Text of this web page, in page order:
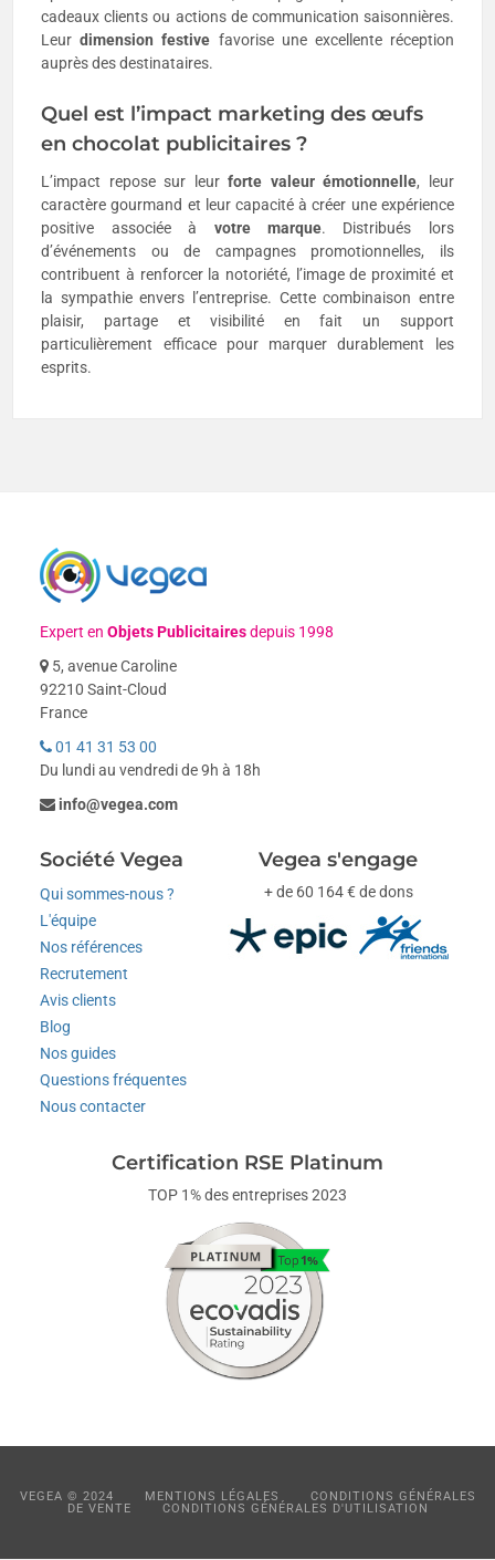
cadeaux clients ou actions de communication saisonnières.
Leurdimension festive favorise une excellente réception
auprès des destinataires.
Quel est l’impact marketing des œufs
en chocolat publicitaires ?
L’impact repose sur leurforte valeur émotionnelle, leur
caractère gourmand et leur capacité à créer une expérience
positive associée à votre marque. Distribués lors
d’événements ou de campagnes promotionnelles, ils
contribuent à renforcer la notoriété, l’image de proximité et
la sympathie envers l’entreprise. Cette combinaison entre
plaisir, partage et visibilité en fait un support
particulièrement efficace pour marquer durablement les
esprits.
Expert enObjets Publicitairesdepuis 1998
5, avenue Caroline
92210 Saint-Cloud
France
01 41 31 53 00
Du lundi au vendredi de 9h à 18h
info@vegea.com
Société Vegea
Qui sommes-nous ?
L'équipe
Nos références
Recrutement
Avis clients
Blog
Nos guides
Questions fréquentes
Nous contacter
Vegea s'engage
+ de 60 164 € de dons
Certification RSE Platinum
TOP 1% des entreprises 2023
VEGEA © 2024 MENTIONS LÉGALES
CONDITIONS GÉNÉRALES
DE VENTE
CONDITIONS GÉNÉRALES D'UTILISATION